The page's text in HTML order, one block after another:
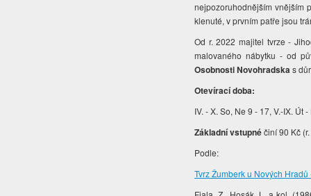
nejpozoruhodnějším vnějším
klenuté, v prvním patře jsou
Od r. 2022 majitel tvrze -
malovaného nábytku - od
Osobnosti Novohradskas
Otevírací doba:
IV. - X. So, Ne 9 - 17, V.-IX. Út
Základní vstupnéčiní 90 Kč
Podle:
Tvrz Žumberk u Nových